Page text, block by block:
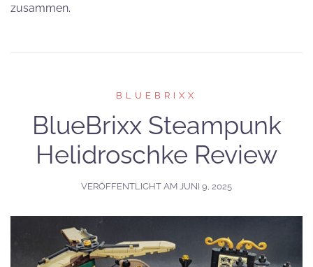
zusammen.
BLUEBRIXX
BlueBrixx Steampunk
Helidroschke Review
VERÖFFENTLICHT AM JUNI 9, 2025